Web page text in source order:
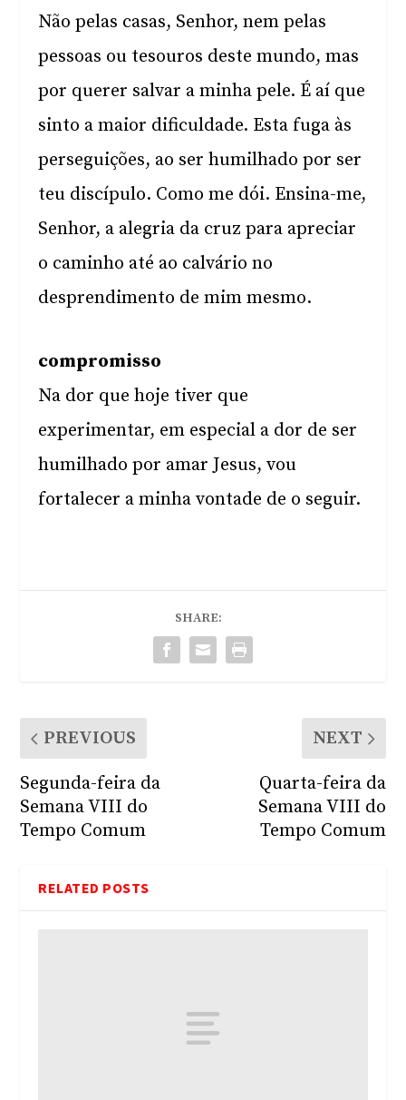
Não pelas casas, Senhor, nem pelas
pessoas ou tesouros deste mundo, mas
por querer salvar a minha pele. É aí que
sinto a maior dificuldade. Esta fuga às
perseguições, ao ser humilhado por ser
teu discípulo. Como me dói. Ensina-me,
Senhor, a alegria da cruz para apreciar
o caminho até ao calvário no
desprendimento de mim mesmo.
compromisso
Na dor que hoje tiver que
experimentar, em especial a dor de ser
humilhado por amar Jesus, vou
fortalecer a minha vontade de o seguir.
SHARE:
PREVIOUS
Segunda-feira da
Semana VIII do
Tempo Comum
NEXT
Quarta-feira da
Semana VIII do
Tempo Comum
RELATED POSTS